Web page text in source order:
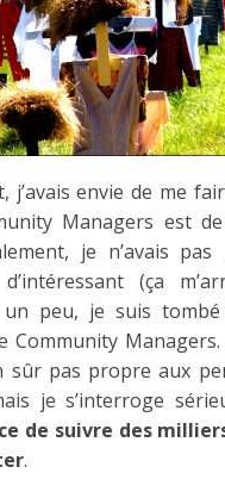
j’avais envie de me
Managers est
je n’avais
(ça
peu, je suis
Community
sûr pas propre aux
je s’interroge
de suivre des
.